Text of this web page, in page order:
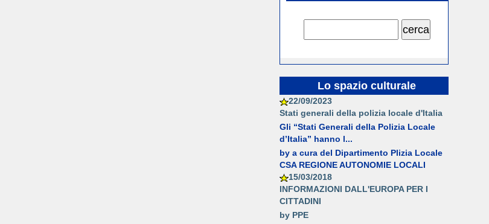
Lo spazio culturale
22/09/2023
Stati generali della polizia locale d'Italia
Gli “Stati Generali della Polizia Locale
d’Italia” hanno l...
by a cura del Dipartimento Plizia Locale
CSA REGIONE AUTONOMIE LOCALI
15/03/2018
INFORMAZIONI DALL'EUROPA PER I
CITTADINI
by PPE